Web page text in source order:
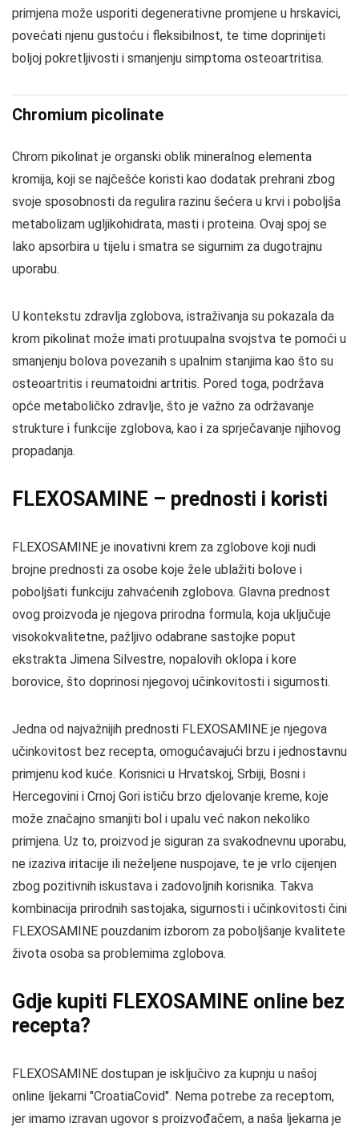
primjena može usporiti degenerativne promjene u hrskavici,
povećati njenu gustoću i fleksibilnost, te time doprinijeti
boljoj pokretljivosti i smanjenju simptoma osteoartritisa.
Chromium picolinate
Chrom pikolinat je organski oblik mineralnog elementa
kromija, koji se najčešće koristi kao dodatak prehrani zbog
svoje sposobnosti da regulira razinu šećera u krvi i poboljša
metabolizam ugljikohidrata, masti i proteina. Ovaj spoj se
lako apsorbira u tijelu i smatra se sigurnim za dugotrajnu
uporabu.
U kontekstu zdravlja zglobova, istraživanja su pokazala da
krom pikolinat može imati protuupalna svojstva te pomoći u
smanjenju bolova povezanih s upalnim stanjima kao što su
osteoartritis i reumatoidni artritis. Pored toga, podržava
opće metaboličko zdravlje, što je važno za održavanje
strukture i funkcije zglobova, kao i za sprječavanje njihovog
propadanja.
FLEXOSAMINE – prednosti i koristi
FLEXOSAMINE je inovativni krem za zglobove koji nudi
brojne prednosti za osobe koje žele ublažiti bolove i
poboljšati funkciju zahvaćenih zglobova. Glavna prednost
ovog proizvoda je njegova prirodna formula, koja uključuje
visokokvalitetne, pažljivo odabrane sastojke poput
ekstrakta Jimena Silvestre, nopalovih oklopa i kore
borovice, što doprinosi njegovoj učinkovitosti i sigurnosti.
Jedna od najvažnijih prednosti FLEXOSAMINE je njegova
učinkovitost bez recepta, omogućavajući brzu i jednostavnu
primjenu kod kuće. Korisnici u Hrvatskoj, Srbiji, Bosni i
Hercegovini i Crnoj Gori ističu brzo djelovanje kreme, koje
može značajno smanjiti bol i upalu već nakon nekoliko
primjena. Uz to, proizvod je siguran za svakodnevnu uporabu,
ne izaziva iritacije ili neželjene nuspojave, te je vrlo cijenjen
zbog pozitivnih iskustava i zadovoljnih korisnika. Takva
kombinacija prirodnih sastojaka, sigurnosti i učinkovitosti čini
FLEXOSAMINE pouzdanim izborom za poboljšanje kvalitete
života osoba sa problemima zglobova.
Gdje kupiti FLEXOSAMINE online bez
recepta?
FLEXOSAMINE dostupan je isključivo za kupnju u našoj
online ljekarni "CroatiaCovid". Nema potrebe za receptom,
jer imamo izravan ugovor s proizvođačem, a naša ljekarna je